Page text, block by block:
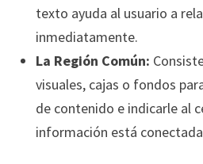
texto ayuda al usuario a
inmediatamente.
La Región Común:
visuales, cajas o fondos
de contenido e indicarle al
información está